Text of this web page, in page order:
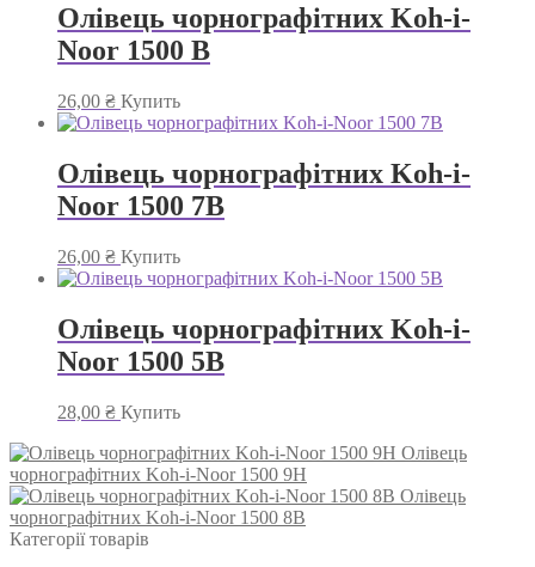
Олівець чорнографітних Koh-i-
Noor 1500 B
26,00 ₴ Купить
Олівець чорнографітних Koh-i-
Noor 1500 7B
26,00 ₴ Купить
Олівець чорнографітних Koh-i-
Noor 1500 5B
28,00 ₴ Купить
Олівець
чорнографітних Koh-i-Noor 1500 9H
Олівець
чорнографітних Koh-i-Noor 1500 8B
Категорії товарів